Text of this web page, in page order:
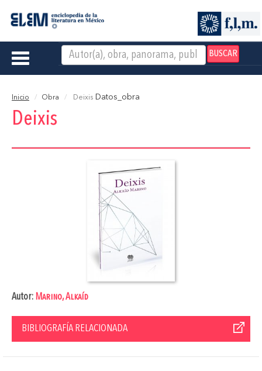
BUSCAR
Toggle
Inicio Obra Deixis Datos_obra
Deixis
Autor: Marino, Alkaíd
BIBLIOGRAFÍA RELACIONADA